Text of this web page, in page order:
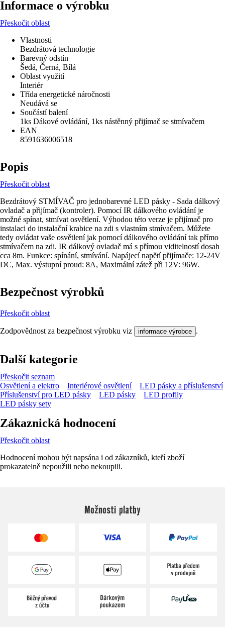
Informace o výrobku
Přeskočit oblast
Vlastnosti
Bezdrátová technologie
Barevný odstín
Šedá, Černá, Bílá
Oblast využití
Interiér
Třída energetické náročnosti
Neudává se
Součástí balení
1ks Dákové ovládání, 1ks nástěnný přijímač se stmívačem
EAN
8591636006518
Popis
Přeskočit oblast
Bezdrátový STMÍVAČ pro jednobarevné LED pásky - Sada dálkový
ovladač a přijímač (kontroler). Pomocí IR dálkového ovládání je
možné spínat, stmívat osvětlení. Výhodou této verze je přijímač pro
instalaci do instalační krabice na zdi s vlastním stmívačem. Můžete
tedy ovládat vaše osvětlení jak pomocí dálkového ovládání tak přímo
stmívačem na zdi. IR dálkový ovladač má s přímou viditelností dosah
cca 8m. Funkce: spínání, stmívání. Napájecí napětí přijímače: 12-24V
DC, Max. výstupní proud: 8A, Maximální zátež při 12V: 96W.
Bezpečnost výrobků
Přeskočit oblast
Zodpovědnost za bezpečnost výrobku viz informace výrobce .
Další kategorie
Přeskočit seznam
Osvětlení a elektro
Interiérové osvětlení
LED pásky a příslušenství
Příslušenství pro LED pásky
LED pásky
LED profily
LED pásky sety
Zákaznická hodnocení
Přeskočit oblast
Hodnocení mohou být napsána i od zákazníků, kteří zboží
prokazatelně nepoužili nebo nekoupili.
Možnosti platby